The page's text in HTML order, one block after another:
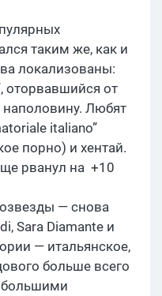
таким же, как и
локализованы:
оторвавшийся от
Любят
italiano”
порно) и хентай.
рванул на +10
— снова
Sara Diamante и
— итальянское,
больше всего
большими